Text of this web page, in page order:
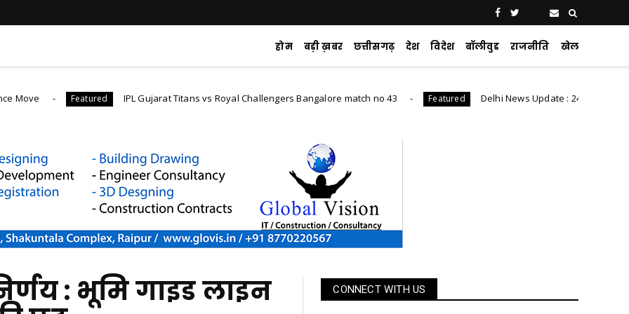
होम बड़ी ख़बर छत्तीसगढ़ देश विदेश बॉलीवुड राजनीति खेल
Featured IPL Gujarat Titans vs Royal Challengers Bangalore match no 43 Featured Delhi News Update : 24 घंटे में 1,600 से ज्यादा
: भूमि गाइड लाइन CONNECT WITH US